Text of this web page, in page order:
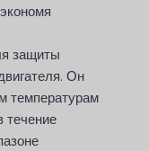
защиты
Он
температурам
течение